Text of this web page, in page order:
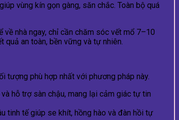
vùng kín gọn gàng, săn chắc. Toàn bộ quá
về nhà ngay, chỉ cần chăm sóc vết mổ 7–10
quả an toàn, bền vững và tự nhiên.
tượng phù hợp nhất với phương pháp này.
hỗ trợ sàn chậu, mang lại cảm giác tự tin
tinh tế giúp se khít, hồng hào và đàn hồi tự